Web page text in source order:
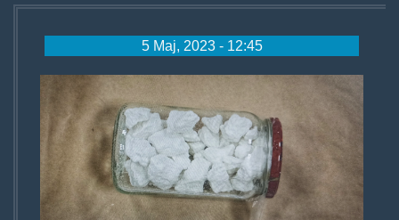
5 Maj, 2023 - 12:45
lomza-
amfetamina-
1.jpg